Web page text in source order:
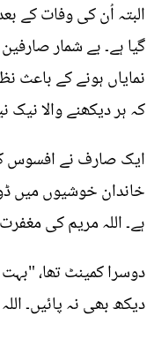
البتہ اُن کی وفات کے
گیا ہے۔ بے شمار
نمایاں ہونے کے باعث
کہ ہر دیکھنے والا نیک
ایک صارف نے افسوس
خاندان خوشیوں میں
ہے۔ اللہ مریم کی
دوسرا کمینٹ تھا،
دیکھ بھی نہ پائیں۔